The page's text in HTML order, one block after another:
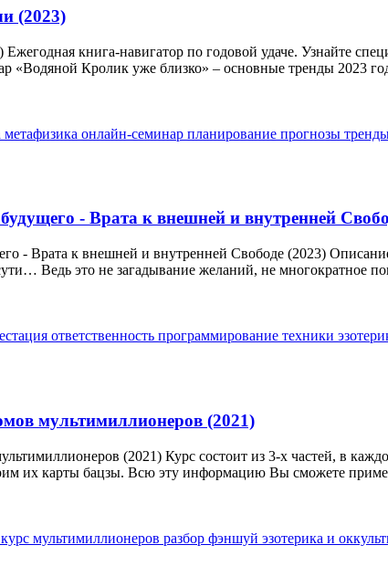
(2023)
книга-навигатор по годовой удаче. Узнайте
«Водяной Кролик уже близко» – основные тренды 2023
метафизика онлайн-семинар планирование прогнозы
- Врата к внешней и внутренней
- Врата к внешней и внутренней Свободе (2023)
Ведь это не загадывание желаний, не многократное
ответственность программирование техники
мультимиллионеров (2021)
(2021) Курс состоит из 3-х частей, в
их карты бацзы. Всю эту информацию Вы сможете
курс мультимиллионеров разбор фэншуй эзотерика и